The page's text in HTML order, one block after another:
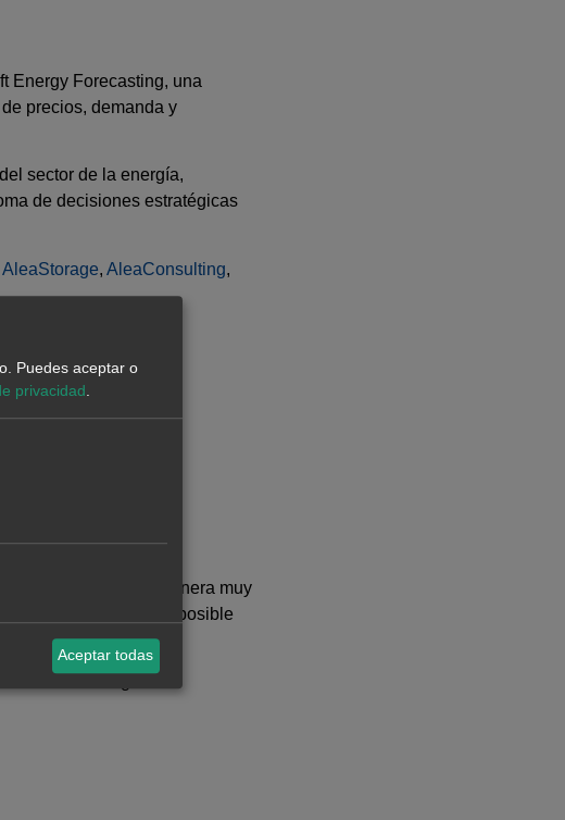
Energy Forecasting, una
precios, demanda y
sector de la energía,
de decisiones estratégicas
AleaStorage, AleaConsulting,
y de manera muy
han hecho posible
energética.
Puedes aceptar o
privacidad.
Aceptar todas